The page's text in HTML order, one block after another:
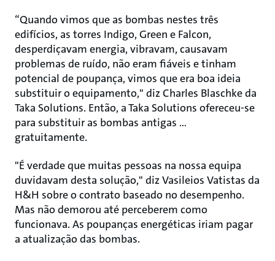
“Quando vimos que as bombas nestes três
edifícios, as torres Indigo, Green e Falcon,
desperdiçavam energia, vibravam, causavam
problemas de ruído, não eram fiáveis e tinham
potencial de poupança, vimos que era boa ideia
substituir o equipamento," diz Charles Blaschke da
Taka Solutions. Então, a Taka Solutions ofereceu-se
para substituir as bombas antigas …
gratuitamente.
"É verdade que muitas pessoas na nossa equipa
duvidavam desta solução," diz Vasileios Vatistas da
H&H sobre o contrato baseado no desempenho.
Mas não demorou até perceberem como
funcionava. As poupanças energéticas iriam pagar
a atualização das bombas.